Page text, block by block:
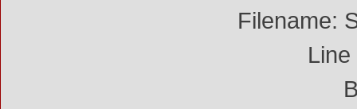
Filename: